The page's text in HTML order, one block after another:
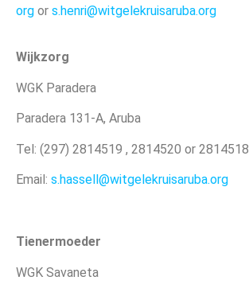
org or s.henri@witgelekruisaruba.org
Wijkzorg
WGK Paradera
Paradera 131-A, Aruba
Tel: (297) 2814519 , 2814520 or 2814518
Email: s.hassell@witgelekruisaruba.org
Tienermoeder
WGK Savaneta